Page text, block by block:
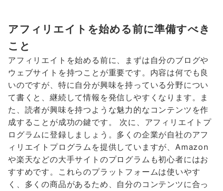
アフィリエイトを始める前に準備すべき
こと
アフィリエイトを始める前に、まずは自分のブログや
ウェブサイトを持つことが重要です。内容は何でも良
いのですが、特に自分が興味を持っている分野につい
て書くと、継続して情報を発信しやすくなります。ま
た、読者が興味を持つような魅力的なコンテンツを作
成することが成功の鍵です。 次に、アフィリエイトプ
ログラムに登録しましょう。多くの企業が自社のアフ
ィリエイトプログラムを提供していますが、Amazon
や楽天などの大手サイトのプログラムも初心者にはお
すすめです。これらのプラットフォームは使いやす
く、多くの商品があるため、自分のコンテンツに合っ